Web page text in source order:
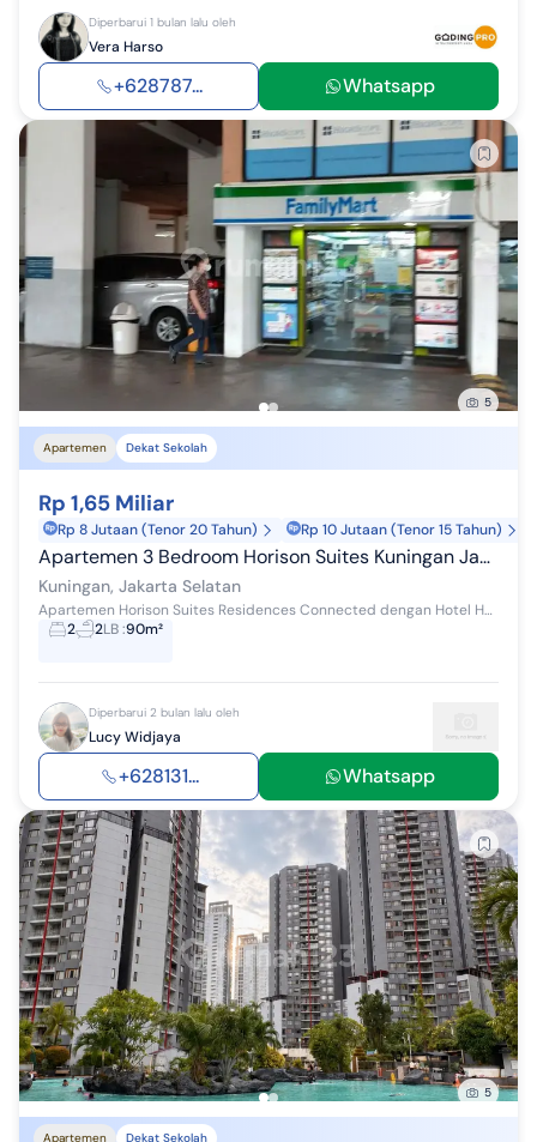
Diperbarui 1 bulan lalu oleh
Vera Harso
+628787... Whatsapp
5
Apartemen Dekat Sekolah
Rp 1,65 Miliar
Rp 8 Jutaan (Tenor 20 Tahun) Rp 10 Jutaan (Tenor 15 Tahun)
Apartemen 3 Bedroom Horison Suites Kuningan Jakarta Selatan
Kuningan, Jakarta Selatan
Apartemen Horison Suites Residences Connected dengan Hotel Horison Suites , Rasuna Kuningan Luas 90m2, Lantai 7 2 Kamar Tidur 1 Kamar Mandi Dalam...
2
2LB:90m²
Diperbarui 2 bulan lalu oleh
Lucy Widjaya
+628131... Whatsapp
5
Apartemen Dekat Sekolah